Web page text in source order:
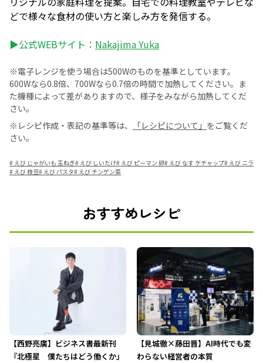
どで様々な食材の使い方と楽しみ方を発信する。
▶公式WEBサイト： Nakajima Yuka
※電子レンジを使う場合は500Wのものを基準としています。
600Wなら0.8倍、700Wなら0.7倍の時間で加熱してください。ま
た機種によって差がありますので、様子をみながら加熱してくだ
さい。
※レシピ作成・表記の基準等は、
「レシピについて」 をご覧くだ
さい。
# えび じゃがいも 玉ねぎ# えび しいたけ# えび ピーマン 卵# えび なす ケチャップ# えび ニラ
# えび 枝豆# えび パスタ# えび チンゲン菜
おすすめレシピ
【西野亮廣】ビジネス書最新刊
『北極星 僕たちはどう働くか』
【見城徹×藤田晋】AI時代でも変
わらない経営者の本質